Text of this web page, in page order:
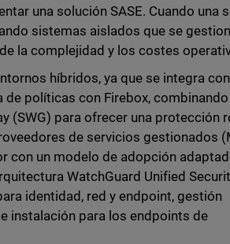
una solución SASE. Cuando una
sistemas aislados que se
la complejidad y los costes
híbridos, ya que se integra con
políticas con Firebox, combinando
(SWG) para ofrecer una protección
de servicios gestionados
con un modelo de adopción
WatchGuard Unified
identidad, red y endpoint, gestión
instalación para los endpoints de